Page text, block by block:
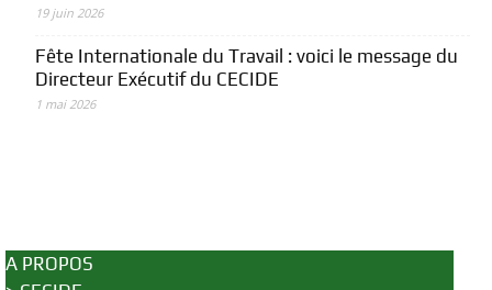
19 juin 2026
Fête Internationale du Travail : voici le message du
Directeur Exécutif du CECIDE
1 mai 2026
A PROPOS